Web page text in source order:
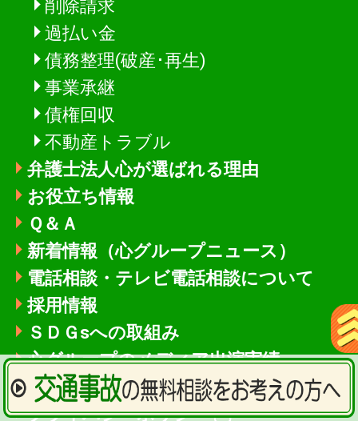
削除請求
過払い金
債務整理(破産･再生)
事業承継
債権回収
不動産トラブル
弁護士法人心が選ばれる理由
お役立ち情報
Ｑ＆Ａ
新着情報 （心グループニュース）
電話相談・テレビ電話相談について
採用情報
ＳＤＧsへの取組み
心グループのメディア出演実績
マスコミ関係者の方へ
プライバシーポリシー